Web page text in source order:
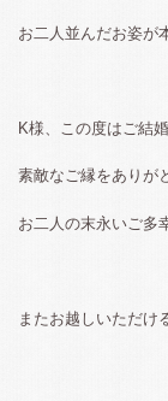
お二人並んだお姿が
K様、この度はご結
素敵なご縁をありが
お二人の末永いご多
またお越しいただけ